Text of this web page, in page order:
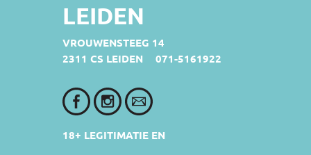
LEIDEN
VROUWENSTEEG 14
2311 CS LEIDEN
071-5161922
18+ LEGITIMATIE EN